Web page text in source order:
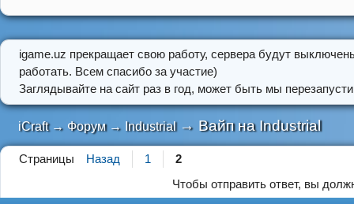
igame.uz прекращает свою работу, сервера будут
работать. Всем спасибо за участие)
Заглядывайте на сайт раз в год, может быть мы
iCraft → Форум → Industrial → Вайп на Industrial
Страницы Назад 1
2
Чтобы отправить ответ, вы